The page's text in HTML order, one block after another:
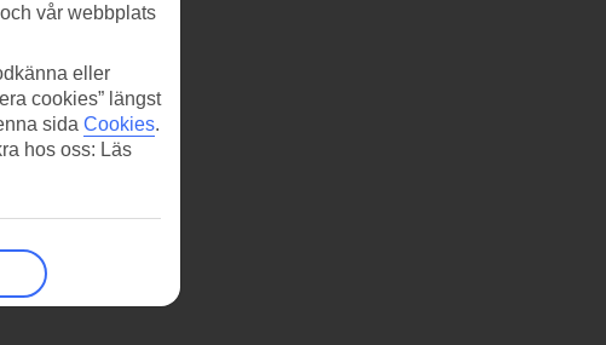
vår webbplats
eller
cookies” längst
sida Cookies.
hos oss: Läs